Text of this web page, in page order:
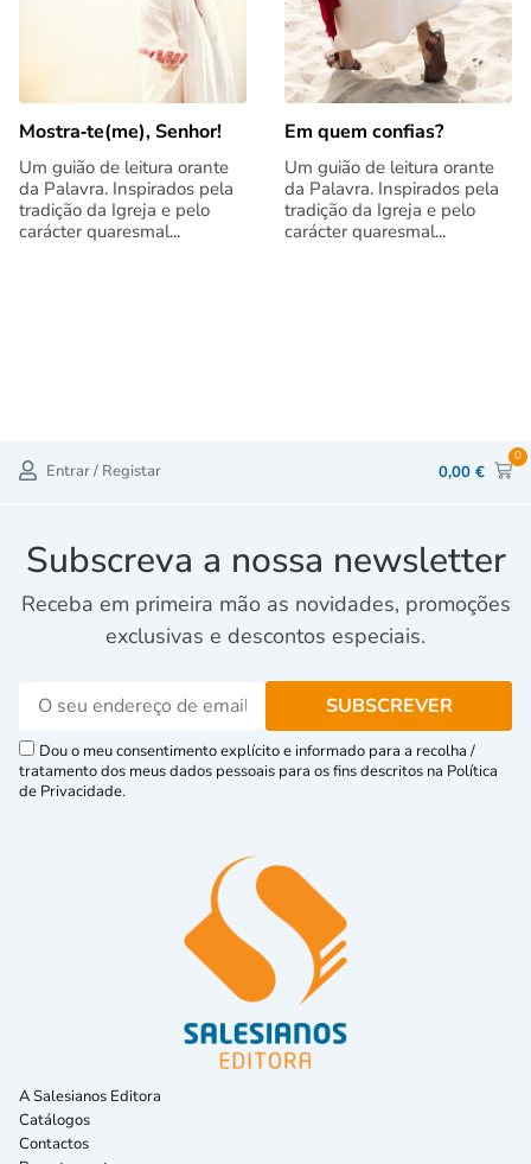
Mostra‑te(me), Senhor!
Um guião de leitura orante
da Palavra. Inspirados pela
tradição da Igreja e pelo
carácter quaresmal...
Em quem confias?
Um guião de leitura orante
da Palavra. Inspirados pela
tradição da Igreja e pelo
carácter quaresmal...
Entrar / Registar 0,00 €
0
Subscreva a nossa newsletter
Receba em primeira mão as novidades, promoções
exclusivas e descontos especiais.
Dou o meu consentimento explícito e informado para a recolha /
tratamento dos meus dados pessoais para os fins descritos na Política
de Privacidade.
A Salesianos Editora
Catálogos
Contactos